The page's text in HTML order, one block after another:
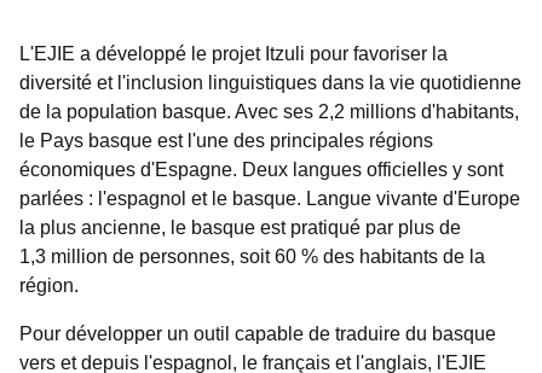
L'EJIE a développé le projet Itzuli pour favoriser la
diversité et l'inclusion linguistiques dans la vie quotidienne
de la population basque. Avec ses 2,2 millions d'habitants,
le Pays basque est l'une des principales régions
économiques d'Espagne. Deux langues officielles y sont
parlées : l'espagnol et le basque. Langue vivante d'Europe
la plus ancienne, le basque est pratiqué par plus de
1,3 million de personnes, soit 60 % des habitants de la
région.
Pour développer un outil capable de traduire du basque
vers et depuis l'espagnol, le français et l'anglais, l'EJIE